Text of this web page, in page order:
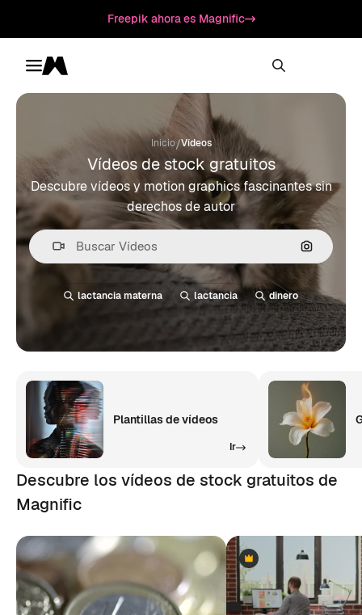
Freepik ahora es Magnific
Toggle menu
Magnific
Inicio/Vídeos
Vídeos de stock gratuitos
Descubre vídeos y motion graphics fascinantes sin
derechos de autor
Buscar
lactancia materna lactancia dinero
Plantillas de vídeos
Ir
Descubre los vídeos de stock gratuitos de
Magnific
Premium
Premium